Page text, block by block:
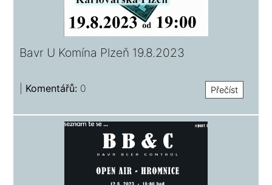
Bavr U Komína Plzeň 19.8.2023
Přečíst
Komentářů: 0